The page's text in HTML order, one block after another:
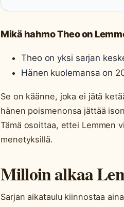
Mikä hahmo Theo on
Theo on yksi sarjan
Hänen kuolemansa on
Se on käänne, joka ei jätä
hänen poismenonsa jättää
Tämä osoittaa, ettei Lemmen
menetyksillä.
Milloin alkaa
Sarjan aikataulu kiinnostaa